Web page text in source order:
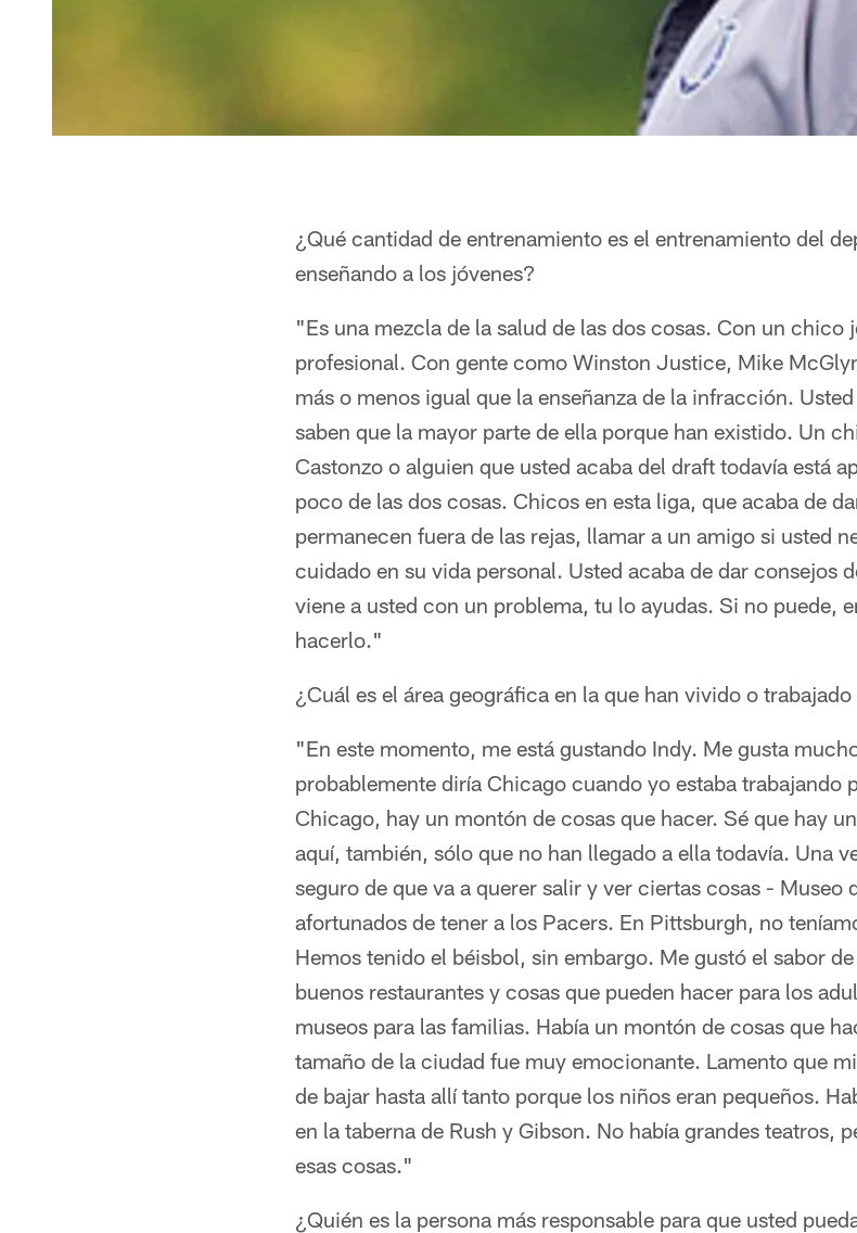
¿Qué cantidad de entrenamiento es el entrenamiento del
enseñando a los jóvenes?
"Es una mezcla de la salud de las dos cosas. Con un chico
profesional. Con gente como Winston Justice, Mike
más o menos igual que la enseñanza de la infracción.
saben que la mayor parte de ella porque han existido. Un
Castonzo o alguien que usted acaba del draft todavía está
poco de las dos cosas. Chicos en esta liga, que acaba de
permanecen fuera de las rejas, llamar a un amigo si usted
cuidado en su vida personal. Usted acaba de dar consejos
viene a usted con un problema, tu lo ayudas. Si no puede,
hacerlo."
¿Cuál es el área geográfica en la que han vivido o
"En este momento, me está gustando Indy. Me gusta
probablemente diría Chicago cuando yo estaba trabajando
Chicago, hay un montón de cosas que hacer. Sé que hay
aquí, también, sólo que no han llegado a ella todavía. Una
seguro de que va a querer salir y ver ciertas cosas - Museo
afortunados de tener a los Pacers. En Pittsburgh, no
Hemos tenido el béisbol, sin embargo. Me gustó el sabor
buenos restaurantes y cosas que pueden hacer para los
museos para las familias. Había un montón de cosas que
tamaño de la ciudad fue muy emocionante. Lamento que
de bajar hasta allí tanto porque los niños eran pequeños.
en la taberna de Rush y Gibson. No había grandes teatros,
esas cosas."
¿Quién es la persona más responsable para que usted